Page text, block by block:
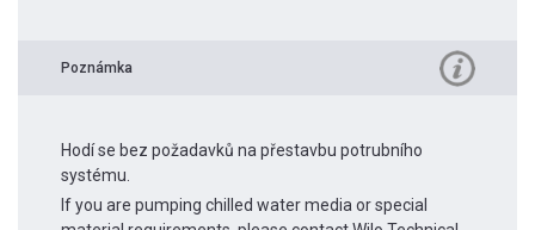
Poznámka
Hodí se bez požadavků na přestavbu potrubního
systému.
If you are pumping chilled water media or special